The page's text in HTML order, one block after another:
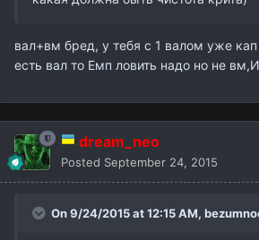
вал+вм бред, у тебя с 1 валом уже кап
есть вал то Емп ловить надо но не
dream_neo
Posted September 24, 2015
On 9/24/2015 at 12:15 AM,